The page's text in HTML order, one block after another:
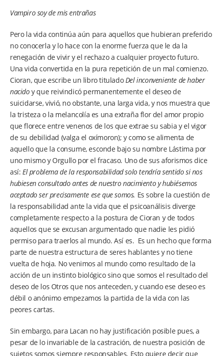
Vampiro soy de mis entrañas
Pero la vida continúa aún para aquellos que hubieran preferido
no conocerla y lo hace con la enorme fuerza que le da la
renegación de vivir y el rechazo a cualquier proyecto futuro.
Una vida convertida en la pura repetición de un mal comienzo.
Cioran, que escribe un libro tituladoDel inconveniente de haber
nacidoy que reivindicó permanentemente el deseo de
suicidarse, vivió, no obstante, una larga vida, y nos muestra que
la tristeza o la melancolía es una extraña flor del amor propio
que florece entre venenos de los que extrae su sabia y el vigor
de su debilidad (valga el oxímoron); y como se alimenta de
aquello que la consume, esconde bajo su nombre Lástima por
uno mismo y Orgullo por el fracaso. Uno de sus aforismos dice
así: El problema de la responsabilidad solo tendría sentido si nos
hubiesen consultado antes de nuestro nacimiento y hubiésemos
aceptado ser precisamente ese que somos. Es sobre la cuestión de
la responsabilidad ante la vida que el psicoanálisis diverge
completamente respecto a la postura de Cioran y de todos
aquellos que se excusan argumentado que nadie les pidió
permiso para traerlos al mundo. Así es. Es un hecho que forma
parte de nuestra estructura de seres hablantes y no tiene
vuelta de hoja. No venimos al mundo como resultado de la
acción de un instinto biológico sino que somos el resultado del
deseo de los Otros que nos anteceden, y cuando ese deseo es
débil o anónimo empezamos la partida de la vida con las
peores cartas.
Sin embargo, para Lacan no hay justificación posible pues, a
pesar de lo invariable de la castración, de nuestra posición de
sujetos somos siempre responsables. Esto quiere decir que